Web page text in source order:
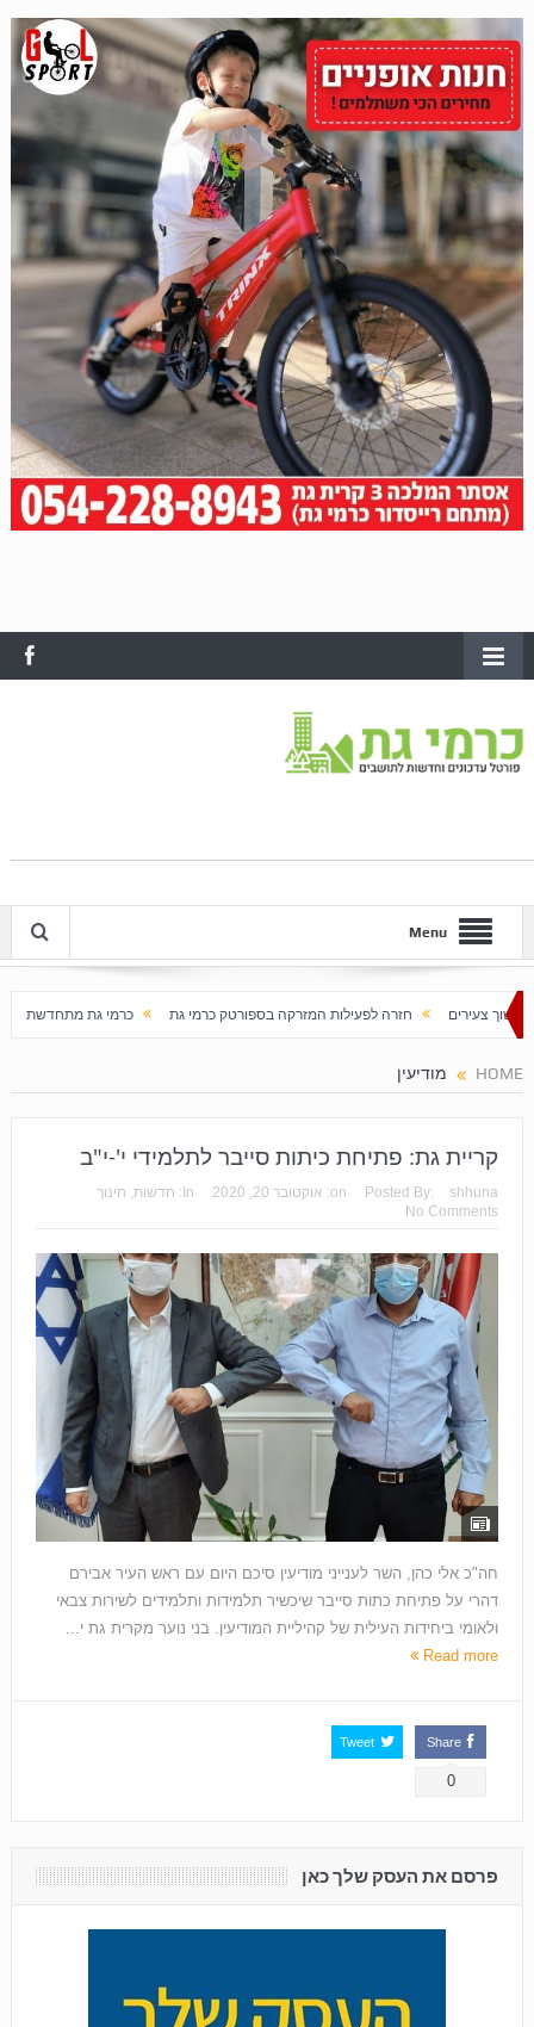
Menu
חזרה לפעילות המזרקה בספורטק כרמי גת כרמי גת מתחדשת עם בוא האביב
HOME מודיעין
קריית גת: פתיחת כיתות סייבר לתלמידי י'-י"ב
Posted By: shhuna
on: אוקטובר 20, 2020 In: חדשות, חינוך
No Comments
חה"כ אלי כהן, השר לענייני מודיעין סיכם היום עם ראש העיר אבירם
דהרי על פתיחת כתות סייבר שיכשיר תלמידות ותלמידים לשירות צבאי
ולאומי ביחידות העילית של קהיליית המודיעין. בני נוער מקרית גת י...
Read more
Share
0
Tweet
פרסם את העסק שלך כאן